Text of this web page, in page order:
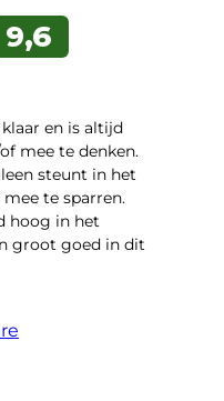
en is altijd
mee te denken.
steunt in het
te sparren.
hoog in het
groot goed in dit